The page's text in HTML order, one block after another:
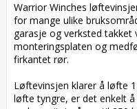
Warrior Winches
for mange ulike
garasje og verksted
monteringsplaten og
firkantet rør.
Løftevinsjen klarer å løfte
løfte tyngre, er det enkelt